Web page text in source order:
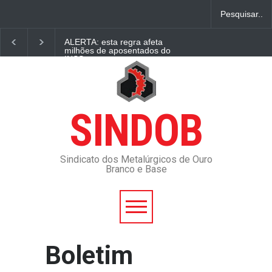
ALERTA: esta regra afeta
milhões de aposentados do
INSS
STJ anula dívidas de
aposentados e pensionistas
Quem recebe Pensão por
Morte pode se casar
novamente? Economia
conta deste motivo Fonte FDR:
https://fdr.com.br/2023/05/05/imposto-
de-renda-35-mil-contribuintes-sao-
Surpresa total, Moraes bate
o martelo e INSS vai ter que
correr contra o tempo
SINDOB
Sindicato dos Metalúrgicos de Ouro
Branco e Base
Boletim